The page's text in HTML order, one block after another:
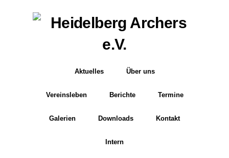
Aktuelles Über uns
Vereinsleben Berichte Termine
Galerien Downloads Kontakt
Intern